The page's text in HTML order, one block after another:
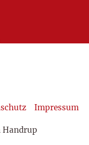
Impressum
Handrup